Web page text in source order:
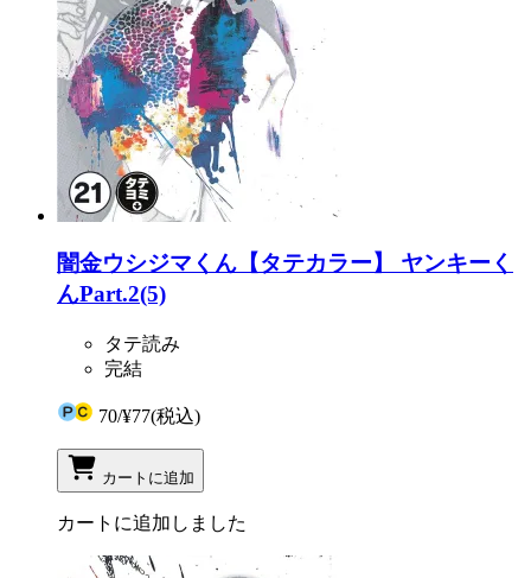
闇金ウシジマくん【タテカラー】 ヤンキーく
んPart.2(5)
タテ読み
完結
70/¥77(税込)
カートに追加
カートに追加しました